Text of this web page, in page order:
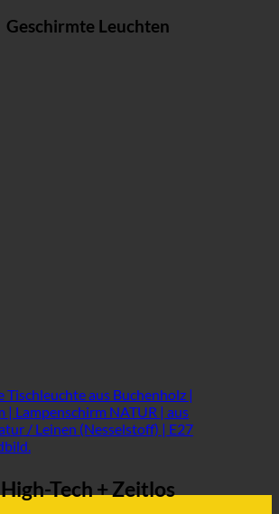
Geschirmte Leuchten
High-Tech + Zeitlos